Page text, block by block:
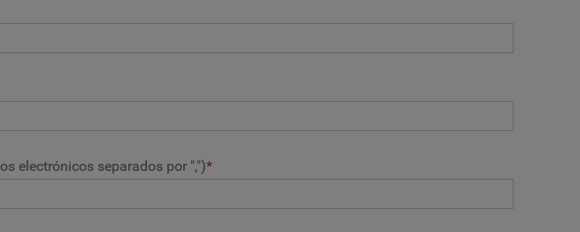
electrónicos separados por ",")*